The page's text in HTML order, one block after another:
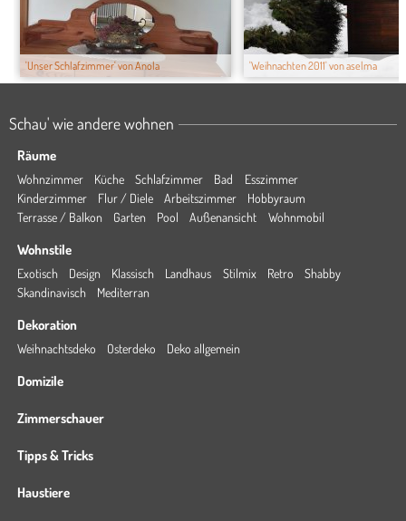
'Unser Schlafzimmer' von Anola 'Weihnachten 2011' von aselma
Schau' wie andere wohnen
Räume
Wohnzimmer Küche Schlafzimmer Bad
Esszimmer
Kinderzimmer
Flur / Diele Arbeitszimmer
Hobbyraum
Terrasse / Balkon
Garten Pool Außenansicht Wohnmobil
Wohnstile
Exotisch Design Klassisch Landhaus Stilmix Retro
Shabby
Skandinavisch
Mediterran
Dekoration
Weihnachtsdeko Osterdeko Deko allgemein
Domizile
Zimmerschauer
Tipps & Tricks
Haustiere